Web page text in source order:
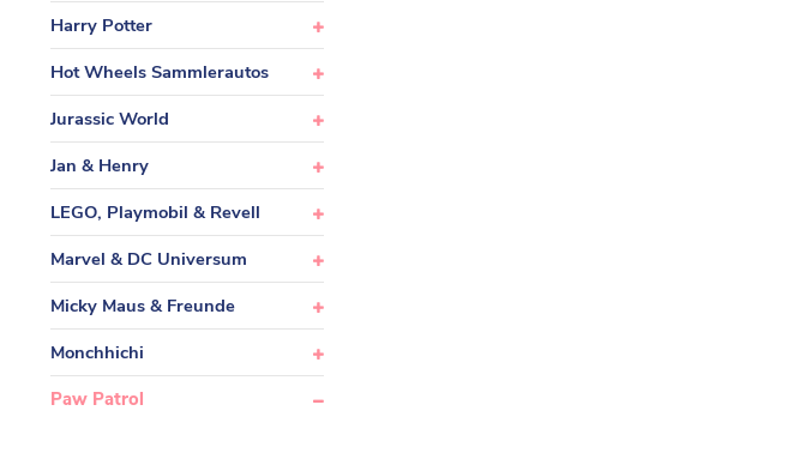
Harry Potter
Hot Wheels Sammlerautos
Jurassic World
Jan & Henry
LEGO, Playmobil & Revell
Marvel & DC Universum
Micky Maus & Freunde
Monchhichi
Paw Patrol